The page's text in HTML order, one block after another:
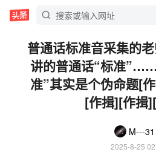
普通话标准音采集的
讲的普通话“标准
准”其实是个伪命题[
[作揖][作揖
M---31
2025-8-25